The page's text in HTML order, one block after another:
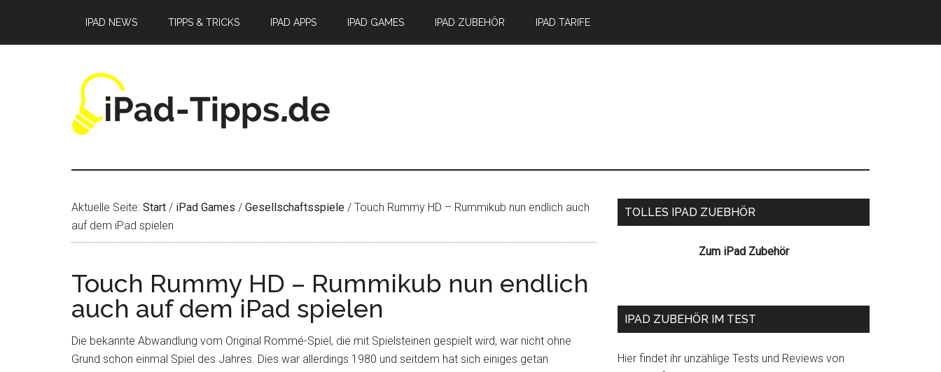
springen
springen
springen
IPAD NEWS TIPPS & TRICKS IPAD APPS IPAD GAMES IPAD ZUBEHÖR IPAD TARIFE
Aktuelle Seite: Start / iPad Games / Gesellschaftsspiele / Touch Rummy HD – Rummikub nun endlich auch
auf dem iPad spielen
Touch Rummy HD – Rummikub nun endlich
auch auf dem iPad spielen
Die bekannte Abwandlung vom Original Rommé-Spiel, die mit Spielsteinen gespielt wird, war nicht ohne
Grund schon einmal Spiel des Jahres. Dies war allerdings 1980 und seitdem hat sich einiges getan.
Seitenspalte
TOLLES IPAD ZUEBHÖR
Zum iPad Zubehör
IPAD ZUBEHÖR IM TEST
Hier findet ihr unzählige Tests und Reviews von